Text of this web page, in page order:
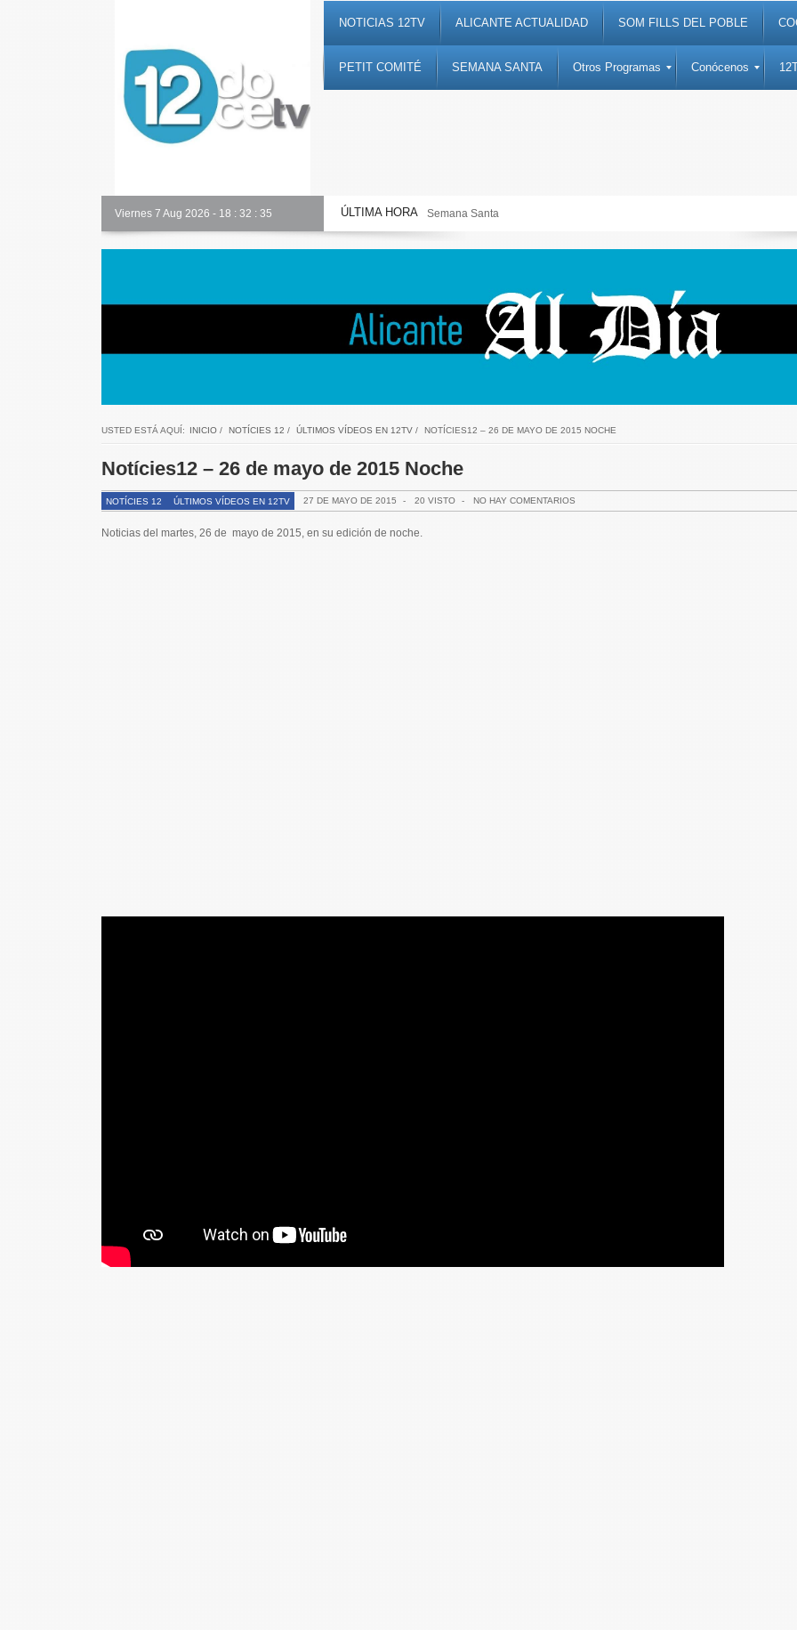
NOTICIAS 12TV ALICANTE ACTUALIDAD SOM FILLS DEL POBLE
PETIT COMITÉ SEMANA SANTA Otros Programas Conócenos
Viernes 7 Aug 2026 - 18 : 32 : 36 ÚLTIMA HORA Semana Santa
USTED ESTÁ AQUÍ: INICIO/ NOTÍCIES 12 / ÚLTIMOS VÍDEOS EN 12TV/ NOTÍCIES12 – 26 DE MAYO DE 2015 NOCHE
Notícies12 – 26 de mayo de 2015 Noche
NOTÍCIES 12 ÚLTIMOS VÍDEOS EN 12TV 27 DE MAYO DE 2015 - 20 VISTO - NO HAY COMENTARIOS
Noticias del martes, 26 de mayo de 2015, en su edición de noche.